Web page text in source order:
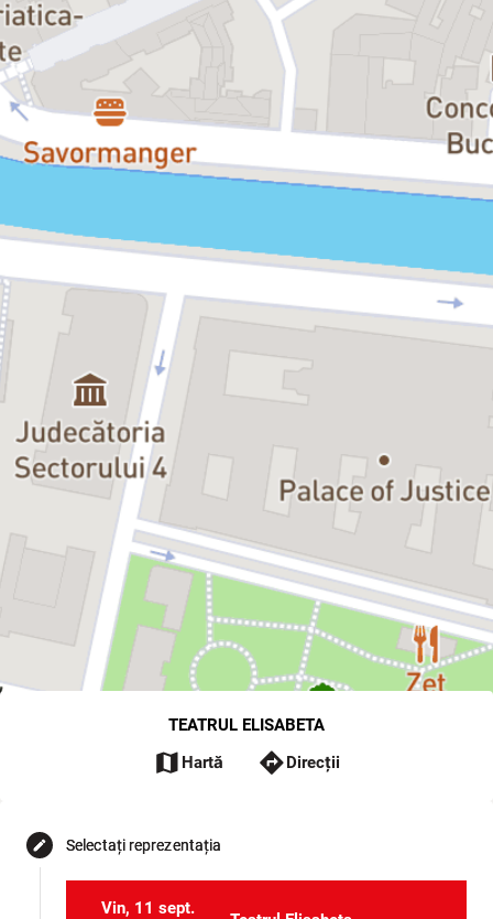
TEATRUL ELISABETA
map Hartă directionsDirecții
edit Selectați reprezentația
Vin, 11 sept.